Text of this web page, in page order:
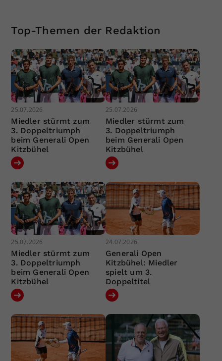
Top-Themen der Redaktion
25.07.2026
Miedler stürmt zum
3. Doppeltriumph
beim Generali Open
Kitzbühel
25.07.2026
Miedler stürmt zum
3. Doppeltriumph
beim Generali Open
Kitzbühel
25.07.2026
Miedler stürmt zum
3. Doppeltriumph
beim Generali Open
Kitzbühel
24.07.2026
Generali Open
Kitzbühel: Miedler
spielt um 3.
Doppeltitel